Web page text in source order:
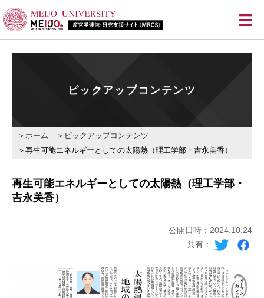
≡
ピックアップコンテンツ
ホーム
ピックアップコンテンツ
再生可能エネルギーとしての太陽熱（理工学部・吉永美香）
再生可能エネルギーとしての太陽熱（理工学部・
吉永美香）
公開日時：2024.10.24
共有：